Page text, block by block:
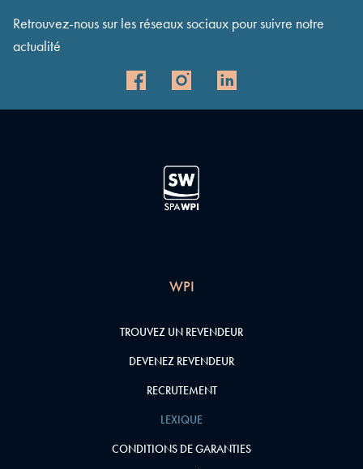
Retrouvez-nous sur les réseaux sociaux pour suivre notre
actualité
WPI
TROUVEZ UN REVENDEUR
DEVENEZ REVENDEUR
RECRUTEMENT
LEXIQUE
CONDITIONS DE GARANTIES